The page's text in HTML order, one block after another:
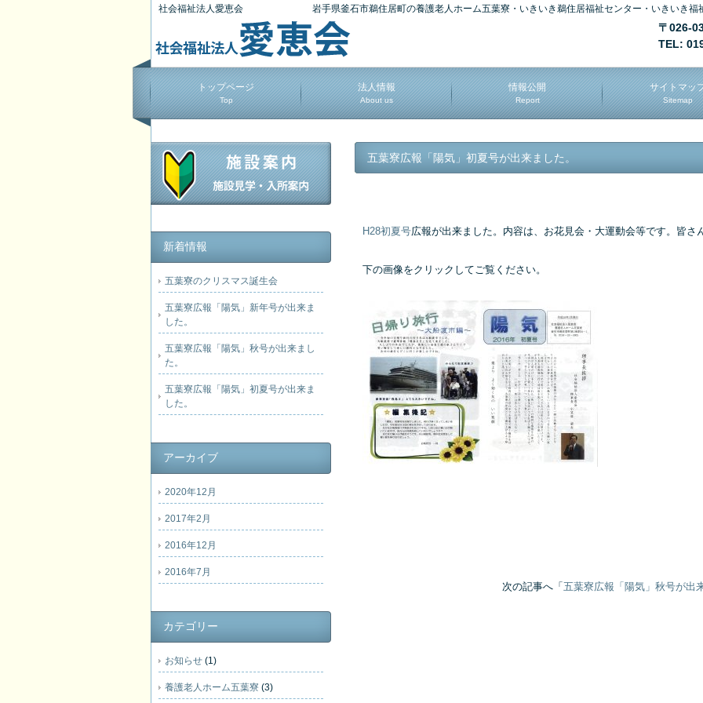
社会福祉法人愛恵会 岩手県釜石市鵜住居町の養護老人ホーム五葉寮・いきいき鵜住居福祉センター・いきいき
〒026-
TEL:
トップページ
Top
法人情報
About us
情報公開
Report
サイトマッ
Sitemap
五葉寮広報「陽気」初夏号が出来ました。
H28初夏号広報が出来ました。内容は、お花見会・大運動会等です。皆さ
下の画像をクリックしてご覧ください。
次の記事へ「 五葉寮広報「陽気」秋号が出
新着情報
五葉寮のクリスマス誕生会
五葉寮広報「陽気」新年号が出来ま
した。
五葉寮広報「陽気」秋号が出来まし
た。
五葉寮広報「陽気」初夏号が出来ま
した。
アーカイブ
2020年12月
2017年2月
2016年12月
2016年7月
カテゴリー
お知らせ (1)
養護老人ホーム五葉寮 (3)